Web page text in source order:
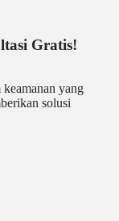
Gratis!
yang
solusi